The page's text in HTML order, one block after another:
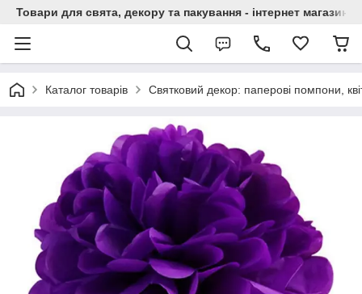
Товари для свята, декору та пакування - інтернет магазин
Каталог товарів Святковий декор: паперові помпони,